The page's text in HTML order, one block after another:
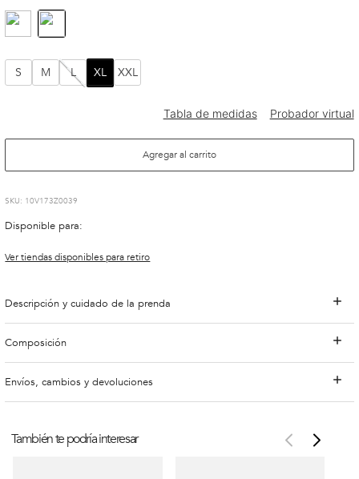
S M L XL XXL
Agregar al carrito
: 10V173Z0039
Disponible para:
Ver tiendas disponibles para retiro
Descripción y cuidado de la prenda
Composición
Envíos, cambios y devoluciones
También te podría interesar